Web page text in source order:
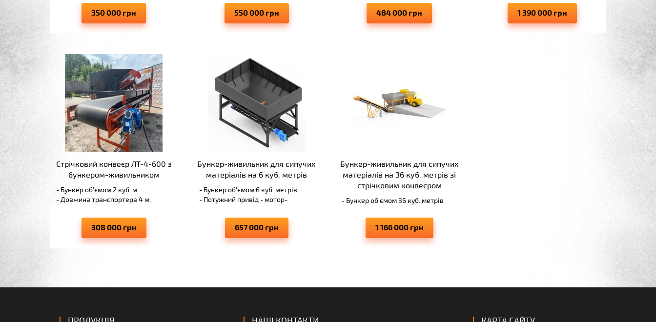
350 000 грн
- Пряма подача в бетонозмішувач
- Сертифіковані
бетонозмішувальні установки
550 000 грн
- Пряма подача в бетонозмішувач
- Сертифіковані
бетонозмішувальні установки
484 000 грн
- Може використовуватися з
іншими моделями транспортерів
- Елементи виконуються з досить
1 390 000 грн
- Висота вивантаження 8 м
- Виключає просипання матеріалів,
що переміщуються
Стрічковий конвеєр ЛТ-4-600 з
бункером-живильником
308 000 грн
- Бункер об’ємом 2 куб. м.
- Довжина транспортера 4 м,
- Не потребує виготовлення
фундаменту
- Надійне обладнання та стислі
Бункер-живильник для сипучих
матеріалів на 6 куб. метрів
657 000 грн
- Бункер об'ємом 6 куб. метрів
- Потужний привід - мотор-
- Стрічковий конвеєр
- Не потребує виготовлення
фундаменту
Бункер-живильник для сипучих
матеріалів на 36 куб. метрів зі
стрічковим конвеєром
1 166 000 грн
- Бункер об'ємом 36 куб. метрів
фундаменту
- Стрічковий конвеєр довжиною 8
м та шириною 600 мм